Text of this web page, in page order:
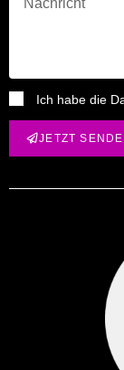
Ich habe die
JETZT